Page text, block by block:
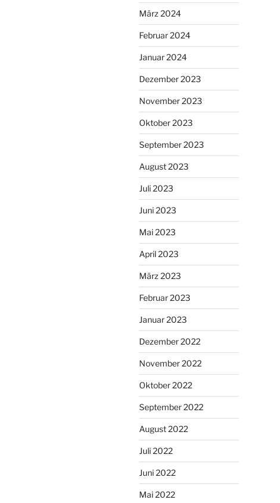
März 2024
Februar 2024
Januar 2024
Dezember 2023
November 2023
Oktober 2023
September 2023
August 2023
Juli 2023
Juni 2023
Mai 2023
April 2023
März 2023
Februar 2023
Januar 2023
Dezember 2022
November 2022
Oktober 2022
September 2022
August 2022
Juli 2022
Juni 2022
Mai 2022